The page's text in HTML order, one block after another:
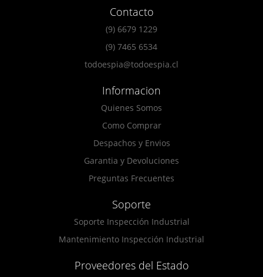
Contacto
(9) 6679 1229
(9) 7465 6534
todoespia@todoespia.cl
Informacion
Quienes Somos
Como Comprar
Despachos y Envios
Garantia y Devoluciones
Preguntas Frecuentes
Soporte
Soporte Inspección Industrial
Mantenimiento Inspección Industrial
Proveedores del Estado